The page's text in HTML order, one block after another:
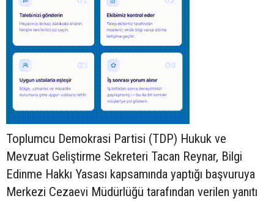
Toplumcu Demokrasi Partisi (TDP) Hukuk ve
Mevzuat Geliştirme Sekreteri Tacan Reynar, Bilgi
Edinme Hakkı Yasası kapsamında yaptığı başvuruya
Merkezi Cezaevi Müdürlüğü tarafından verilen yanıtı